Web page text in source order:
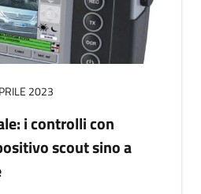
2023
i controlli con
scout sino a